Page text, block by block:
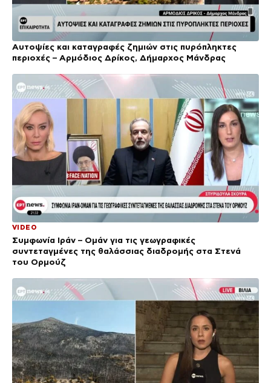
Αυτοψίες και καταγραφές ζημιών στις πυρόπληκτες
περιοχές – Αρμόδιος Δρίκος, Δήμαρχος Μάνδρας
VIDEO
Συμφωνία Ιράν – Ομάν για τις γεωγραφικές
συντεταγμένες της θαλάσσιας διαδρομής στα Στενά
του Ορμούζ